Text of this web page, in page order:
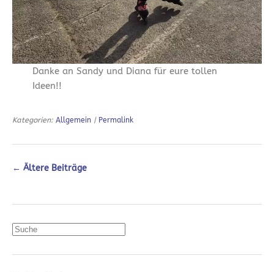
Danke an Sandy und Diana für eure tollen
Ideen!!
Kategorien: Allgemein | Permalink
← Ältere Beiträge
Suchen